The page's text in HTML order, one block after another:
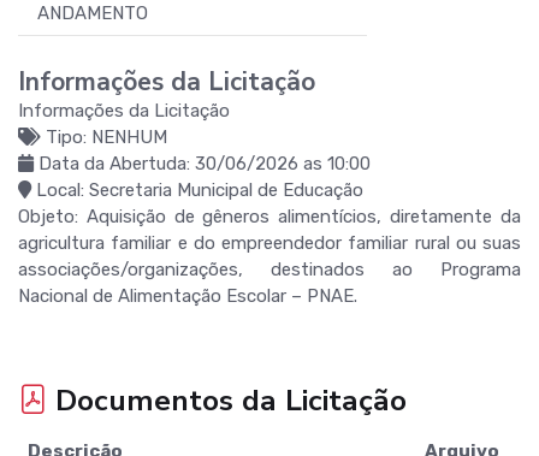
ANDAMENTO
Informações da Licitação
Informações da Licitação
Tipo: NENHUM
Data da Abertuda: 30/06/2026 as 10:00
Local: Secretaria Municipal de Educação
Objeto: Aquisição de gêneros alimentícios, diretamente da
agricultura familiar e do empreendedor familiar rural ou suas
associações/organizações, destinados ao Programa
Nacional de Alimentação Escolar – PNAE.
Documentos da Licitação
Descrição Arquivo